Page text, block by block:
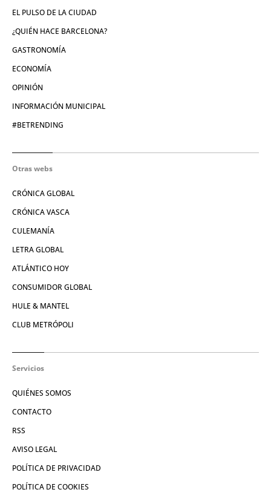
EL PULSO DE LA CIUDAD
¿QUIÉN HACE BARCELONA?
GASTRONOMÍA
ECONOMÍA
OPINIÓN
INFORMACIÓN MUNICIPAL
#BETRENDING
Otras webs
CRÓNICA GLOBAL
CRÓNICA VASCA
CULEMANÍA
LETRA GLOBAL
ATLÁNTICO HOY
CONSUMIDOR GLOBAL
HULE & MANTEL
CLUB METRÓPOLI
Servicios
QUIÉNES SOMOS
CONTACTO
RSS
AVISO LEGAL
POLÍTICA DE PRIVACIDAD
POLÍTICA DE COOKIES